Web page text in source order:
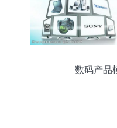
数码产品